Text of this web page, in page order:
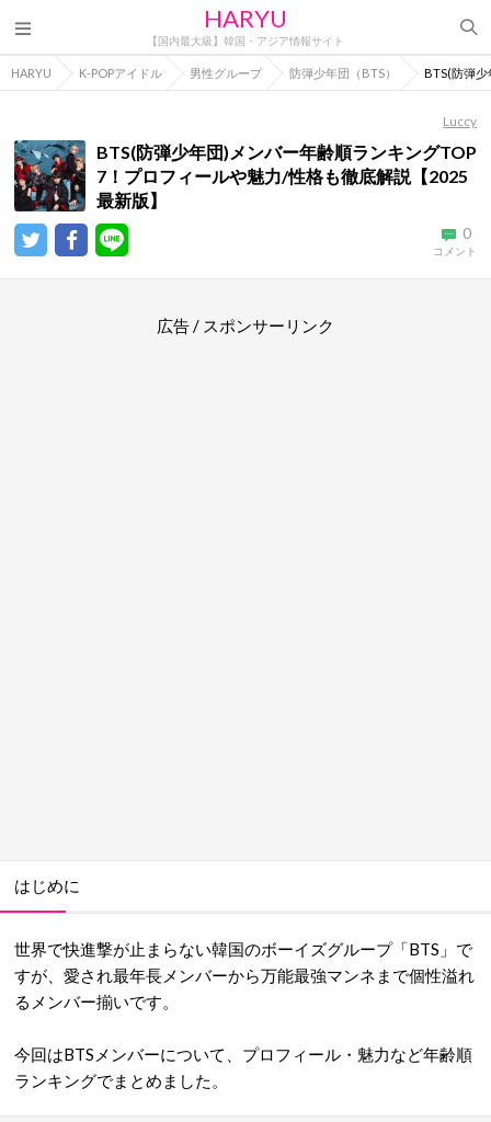
HARYU
【国内最大級】韓国・アジア情報サイト
HARYU K-POPアイドル 男性グループ 防弾少年団（BTS） BTS(防弾少
Luccy
BTS(防弾少年団)メンバー年齢順ランキングTOP
7！プロフィールや魅力/性格も徹底解説【2025
最新版】
0
コメント
広告 / スポンサーリンク
はじめに
世界で快進撃が止まらない韓国のボーイズグループ「BTS」で
すが、愛され最年長メンバーから万能最強マンネまで個性溢れ
るメンバー揃いです。
今回はBTSメンバーについて、プロフィール・魅力など年齢順
ランキングでまとめました。